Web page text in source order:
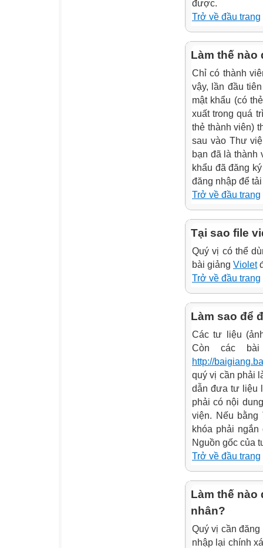
được.
Trở về đầu trang
Làm thế nào
Chỉ có thành
vậy, lần đầu
mật khẩu (có
xuất trong quá
thẻ thành viên)
sau vào Thư
bạn đã là thành
khẩu đã đăng
đăng nhập để
Trở về đầu trang
Tại sao file
Quý vị có thể
bài giảng Violet
Trở về đầu trang
Làm sao để
Các tư liệu
Còn các bài
http://
quý vị cần phải
dẫn đưa tư liệu
phải có nội
viện. Nếu bằng
khóa phải
Nguồn gốc của
Trở về đầu trang
Làm thế nào
nhân?
Quý vị cần
nhập lại chính